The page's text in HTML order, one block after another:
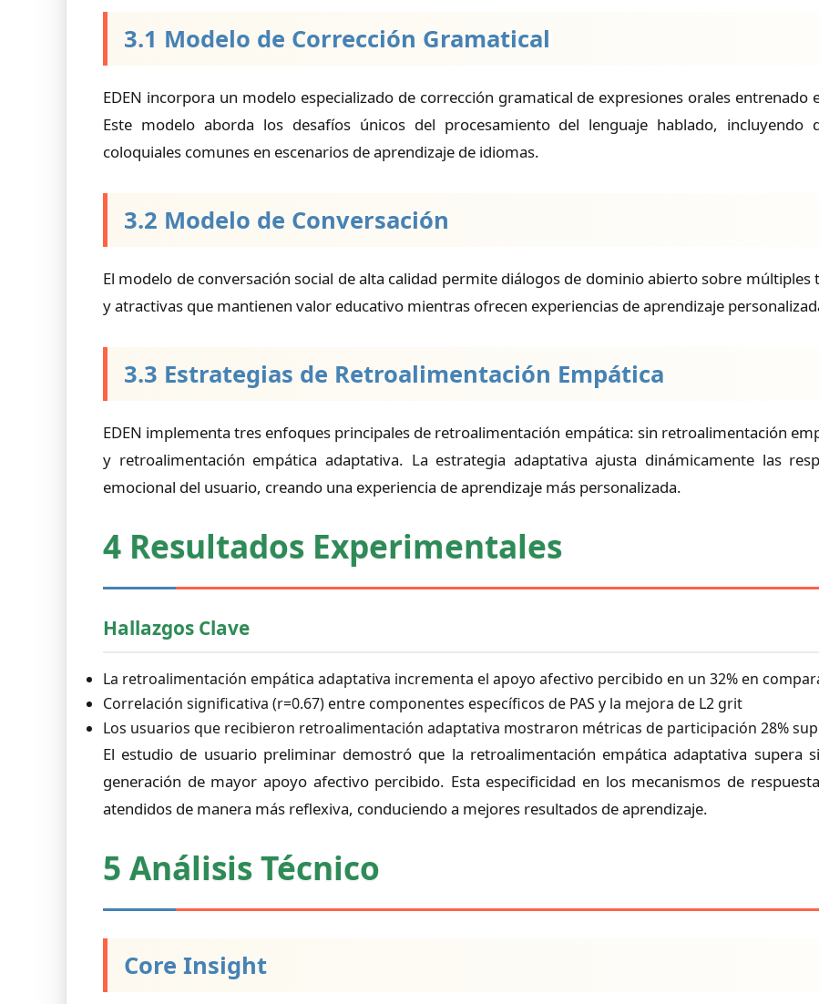
3.1 Modelo de Corrección Gramatical
EDEN incorpora un modelo especializado de corrección gramatical de expresiones orales
Este modelo aborda los desafíos únicos del procesamiento del lenguaje hablado, incluyendo
coloquiales comunes en escenarios de aprendizaje de idiomas.
3.2 Modelo de Conversación
El modelo de conversación social de alta calidad permite diálogos de dominio abierto sobre
y atractivas que mantienen valor educativo mientras ofrecen experiencias de aprendizaje
3.3 Estrategias de Retroalimentación Empática
EDEN implementa tres enfoques principales de retroalimentación empática: sin retroalimentación
y retroalimentación empática adaptativa. La estrategia adaptativa ajusta dinámicamente las
emocional del usuario, creando una experiencia de aprendizaje más personalizada.
4 Resultados Experimentales
Hallazgos Clave
La retroalimentación empática adaptativa incrementa el apoyo afectivo percibido en un 32% en
Correlación significativa (r=0.67) entre componentes específicos de PAS y la mejora de L2 grit
Los usuarios que recibieron retroalimentación adaptativa mostraron métricas de participación 28%
El estudio de usuario preliminar demostró que la retroalimentación empática adaptativa supera
generación de mayor apoyo afectivo percibido. Esta especificidad en los mecanismos de
atendidos de manera más reflexiva, conduciendo a mejores resultados de aprendizaje.
5 Análisis Técnico
Core Insight